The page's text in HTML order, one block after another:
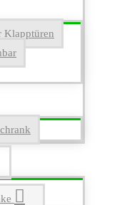
Klapptüren